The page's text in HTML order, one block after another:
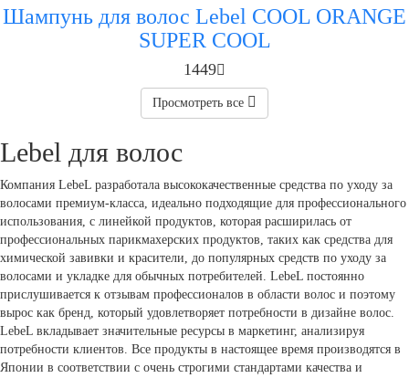
Шампунь для волос Lebel COOL ORANGE
SUPER COOL
1449
Просмотреть все
Lebel для волос
Компания LebeL разработала высококачественные средства по уходу за
волосами премиум-класса, идеально подходящие для профессионального
использования, с линейкой продуктов, которая расширилась от
профессиональных парикмахерских продуктов, таких как средства для
химической завивки и красители, до популярных средств по уходу за
волосами и укладке для обычных потребителей. LebeL постоянно
прислушивается к отзывам профессионалов в области волос и поэтому
вырос как бренд, который удовлетворяет потребности в дизайне волос.
LebeL вкладывает значительные ресурсы в маркетинг, анализируя
потребности клиентов. Все продукты в настоящее время производятся в
Японии в соответствии с очень строгими стандартами качества и